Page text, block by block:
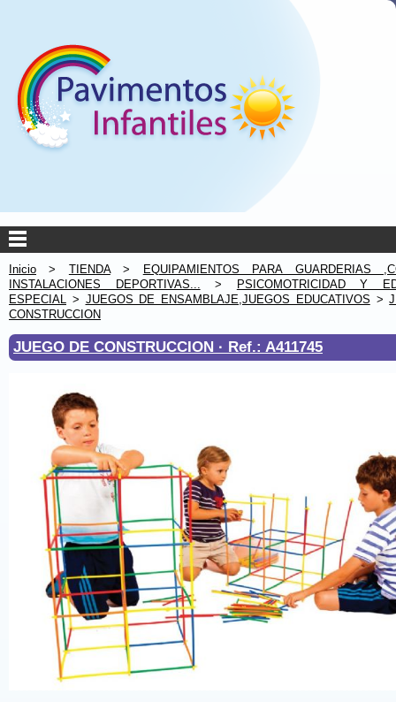
Inicio > TIENDA>
EQUIPAMIENTOS PARA GUARDERIAS
INSTALACIONES DEPORTIVAS... >
PSICOMOTRICIDAD Y
ESPECIAL > JUEGOS DE ENSAMBLAJE,JUEGOS EDUCATIVOS >
CONSTRUCCION
JUEGO DE CONSTRUCCION · Ref.: A411745